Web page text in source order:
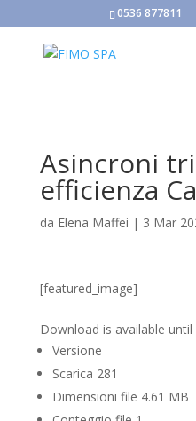
0536 877811
Asincroni
efficienza
da Elena Maffei | 3 Mar
[featured_image]
Download is available until
Versione
Scarica 281
Dimensioni file 4.61 MB